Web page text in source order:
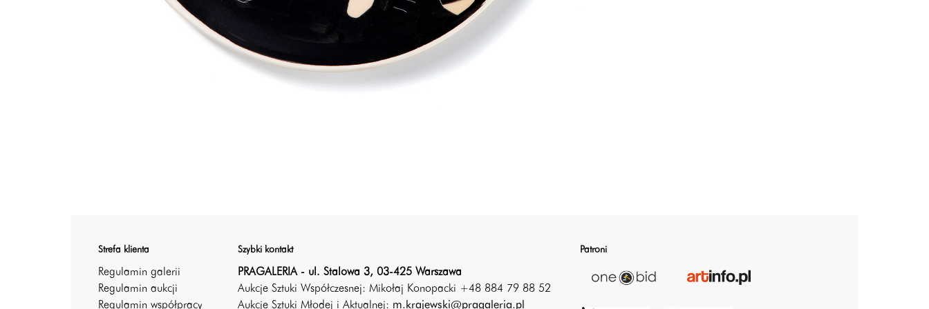
Strefa klienta
Regulamin galerii
Regulamin aukcji
Regulamin współpracy
Szybki kontakt
PRAGALERIA - ul. Stalowa 3, 03-425 Warszawa
Aukcje Sztuki Współczesnej: Mikołaj Konopacki +48 884 79 88 52
Aukcje Sztuki Młodej i Aktualnej: m.krajewski@pragaleria.pl
Patroni